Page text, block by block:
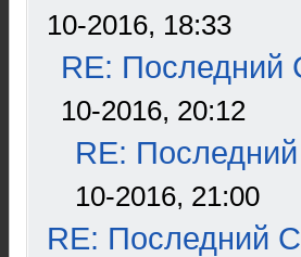
10-2016, 18:33
RE: Последний
10-2016, 20:12
RE:
10-2016, 21:00
RE: Последний